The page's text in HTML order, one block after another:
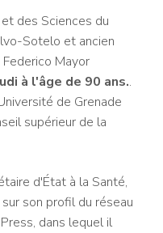
des Sciences du
Sotelo et ancien
Mayor
à l'âge de 90 ans..
de Grenade
supérieur de la
d'État à la Santé,
son profil du réseau
dans lequel il